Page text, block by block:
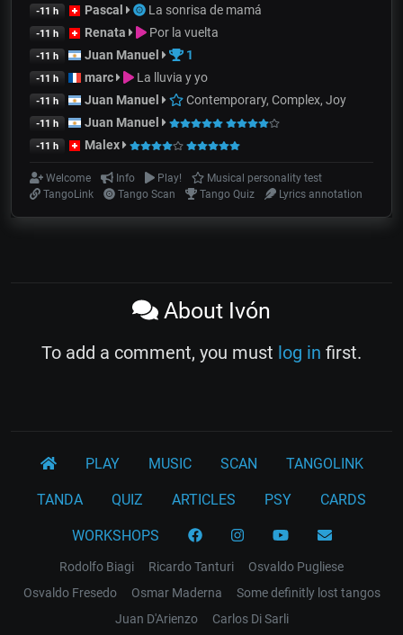
-11 h Pascal La sonrisa de mamá
-11 h Renata Por la vuelta
-11 h Juan Manuel 1
-11 h marc La lluvia y yo
-11 h Juan Manuel Contemporary, Complex, Joy
-11 h Juan Manuel
-11 h Malex
Welcome Info Play!
Musical personality test
TangoLink
Tango Scan Tango Quiz Lyrics annotation
About Ivón
To add a comment, you must log in first.
PLAY MUSIC SCAN TANGOLINK
TANDA QUIZ ARTICLES PSY CARDS
WORKSHOPS
Rodolfo Biagi Ricardo Tanturi
Osvaldo Pugliese
Osvaldo Fresedo
Osmar Maderna
Some definitly lost tangos
Juan D'Arienzo
Carlos Di Sarli